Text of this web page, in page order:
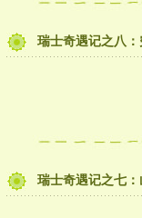
瑞士奇遇记之八
瑞士奇遇记之七